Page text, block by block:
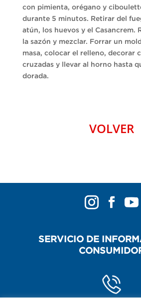
con pimienta, orégano y
durante 5 minutos. Retirar del
atún, los huevos y el Casancrem.
la sazón y mezclar. Forrar un
masa, colocar el relleno, decorar
cruzadas y llevar al horno hasta
dorada.
VOLVER
SERVICIO DE